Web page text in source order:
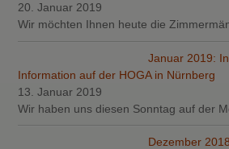
20. Januar 2019
Wir möchten Ihnen heute die
Januar 2019:
Information auf der HOGA in Nürnberg
13. Januar 2019
Wir haben uns diesen Sonntag auf der
Dezember